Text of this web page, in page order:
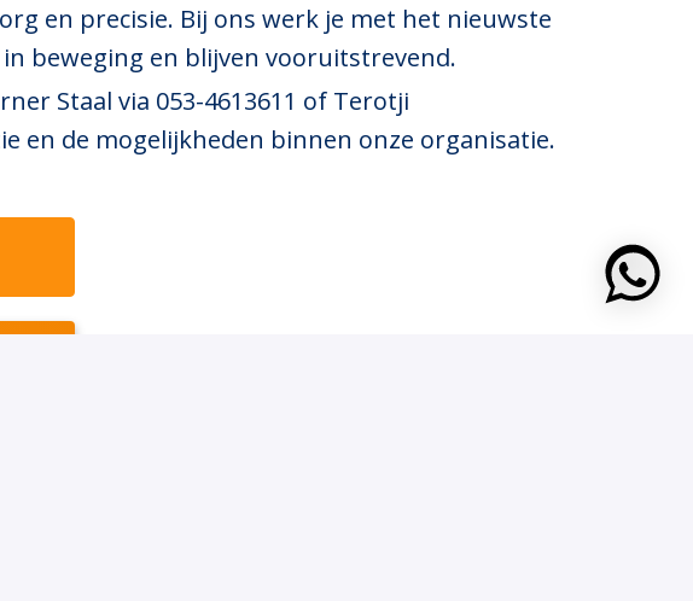
en precisie. Bij ons werk je met het nieuwste
beweging en blijven vooruitstrevend.
Staal via 053-4613611 of Terotji
en de mogelijkheden binnen onze organisatie.